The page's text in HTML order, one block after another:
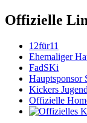
Offizielle
12für11
Ehemaliger
FadSKi
Hauptsponsor
Kickers Jugend
Offizielle